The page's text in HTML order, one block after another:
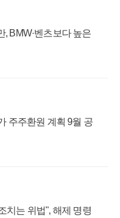
BMW·벤츠보다 높은
주주환원 계획 9월 공
치는 위법", 해제 명령